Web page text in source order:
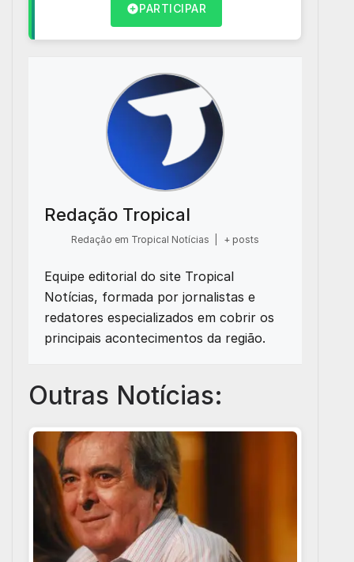
PARTICIPAR
Redação Tropical
Redação em Tropical Notícias + posts
Equipe editorial do site Tropical
Notícias, formada por jornalistas e
redatores especializados em cobrir os
principais acontecimentos da região.
Outras Notícias: